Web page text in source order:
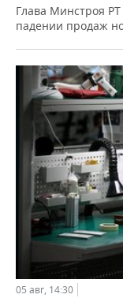
Глава Минстроя РТ
падении продаж
05 авг, 14:30